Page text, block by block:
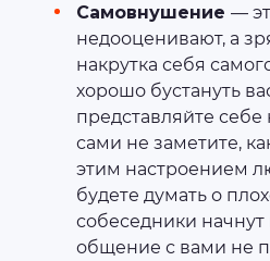
Самовнушение —
недооценивают, а
накрутка себя
хорошо бустануть
представляйте
сами не заметите,
этим настроением
будете думать о
собеседники начнут
общение с вами не